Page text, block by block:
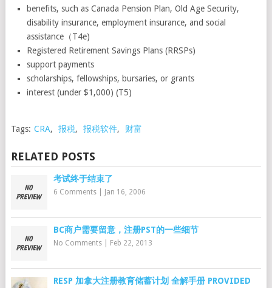
benefits, such as Canada Pension Plan, Old Age Security,
disability insurance, employment insurance, and social
assistance（T4e)
Registered Retirement Savings Plans (RRSPs)
support payments
scholarships, fellowships, bursaries, or grants
interest (under $1,000) (T5)
Tags: CRA, 报税, 报税软件, 财富
RELATED POSTS
考试终于结束了
6 Comments| Jan 16, 2006
BC商户需要留意，注册PST的一些细节
No Comments| Feb 22, 2013
RESP 加拿大注册教育储蓄计划 全解手册 PROVIDED